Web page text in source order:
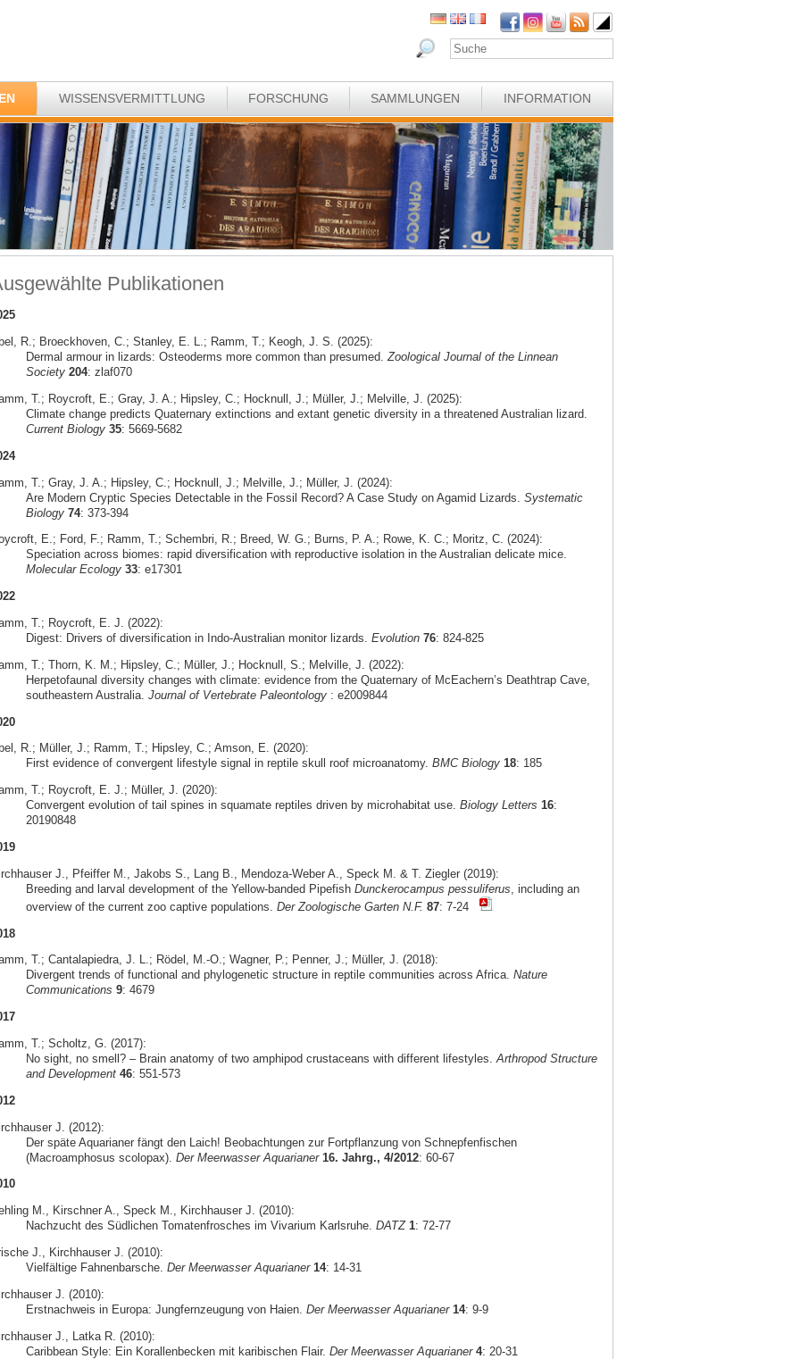
WISSENSVERMITTLUNG FORSCHUNG SAMMLUNGEN INFORMATION
Publikationen
R.; Broeckhoven, C.; Stanley, E. L.; Ramm, T.; Keogh, J. S. (2025):
Dermal armour in lizards: Osteoderms more common than presumed.Zoological Journal of the Linnean
Society 204: zlaf070
T.; Roycroft, E.; Gray, J. A.; Hipsley, C.; Hocknull, J.; Müller, J.; Melville, J. (2025):
Climate change predicts Quaternary extinctions and extant genetic diversity in a threatened Australian lizard.
Current Biology 35: 5669-5682
T.; Gray, J. A.; Hipsley, C.; Hocknull, J.; Melville, J.; Müller, J. (2024):
Are Modern Cryptic Species Detectable in the Fossil Record? A Case Study on Agamid Lizards. Systematic
Biology 74: 373-394
E.; Ford, F.; Ramm, T.; Schembri, R.; Breed, W. G.; Burns, P. A.; Rowe, K. C.; Moritz, C. (2024):
Speciation across biomes: rapid diversification with reproductive isolation in the Australian delicate mice.
Molecular Ecology 33: e17301
T.; Roycroft, E. J. (2022):
Digest: Drivers of diversification in Indo-Australian monitor lizards. Evolution 76: 824-825
T.; Thorn, K. M.; Hipsley, C.; Müller, J.; Hocknull, S.; Melville, J. (2022):
Herpetofaunal diversity changes with climate: evidence from the Quaternary of McEachern’s Deathtrap Cave,
southeastern Australia. Journal of Vertebrate Paleontology: e2009844
R.; Müller, J.; Ramm, T.; Hipsley, C.; Amson, E. (2020):
First evidence of convergent lifestyle signal in reptile skull roof microanatomy. BMC Biology 18: 185
T.; Roycroft, E. J.; Müller, J. (2020):
Convergent evolution of tail spines in squamate reptiles driven by microhabitat use. Biology Letters 16:
20190848
J., Pfeiffer M., Jakobs S., Lang B., Mendoza-Weber A., Speck M. & T. Ziegler (2019):
Breeding and larval development of the Yellow-banded Pipefish Dunckerocampus pessuliferus , including an
overview of the current zoo captive populations. Der Zoologische Garten N.F. 87: 7-24
T.; Cantalapiedra, J. L.; Rödel, M.-O.; Wagner, P.; Penner, J.; Müller, J. (2018):
Divergent trends of functional and phylogenetic structure in reptile communities across Africa. Nature
Communications 9: 4679
T.; Scholtz, G. (2017):
No sight, no smell? – Brain anatomy of two amphipod crustaceans with different lifestyles.Arthropod Structure
and Development 46: 551-573
J. (2012):
Der späte Aquarianer fängt den Laich! Beobachtungen zur Fortpflanzung von Schnepfenfischen
(Macroamphosus scolopax). Der Meerwasser Aquarianer 16. Jahrg., 4/2012: 60-67
M., Kirschner A., Speck M., Kirchhauser J. (2010):
Nachzucht des Südlichen Tomatenfrosches im Vivarium Karlsruhe. DATZ 1: 72-77
J., Kirchhauser J. (2010):
Vielfältige Fahnenbarsche. Der Meerwasser Aquarianer 14: 14-31
J. (2010):
Erstnachweis in Europa: Jungfernzeugung von Haien. Der Meerwasser Aquarianer 14: 9-9
J., Latka R. (2010):
Caribbean Style: Ein Korallenbecken mit karibischen Flair. Der Meerwasser Aquarianer 4: 20-31